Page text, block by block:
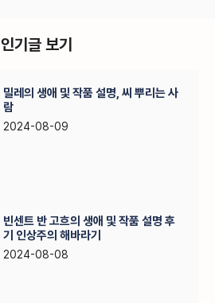
인기글 보기
밀레의 생애 및 작품 설명, 씨 뿌리는 사
람
2024-08-09
빈센트 반 고흐의 생애 및 작품 설명 후
기 인상주의 해바라기
2024-08-08